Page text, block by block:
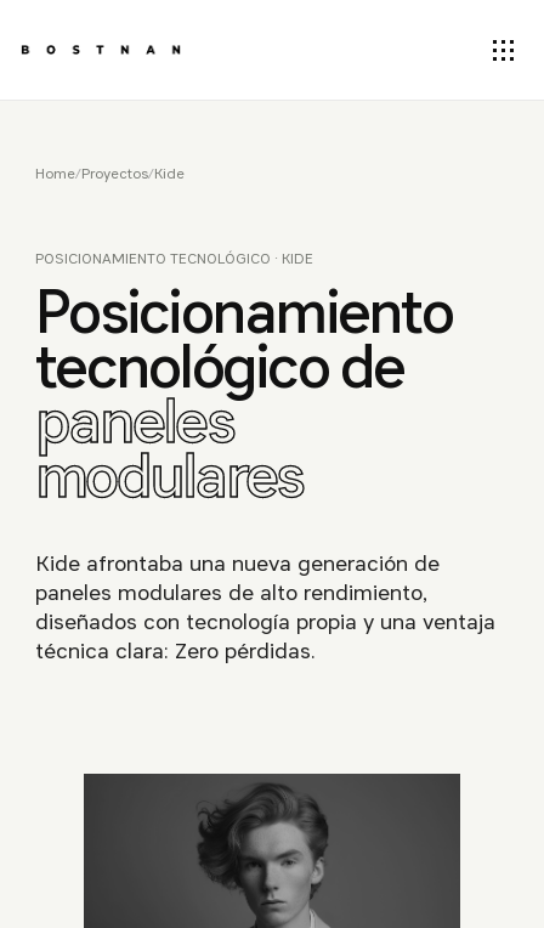
Home/Proyectos/Kide
POSICIONAMIENTO TECNOLÓGICO · KIDE
Posicionamiento
tecnológico de
paneles
modulares
Kide afrontaba una nueva generación de
paneles modulares de alto rendimiento,
diseñados con tecnología propia y una ventaja
técnica clara: Zero pérdidas.